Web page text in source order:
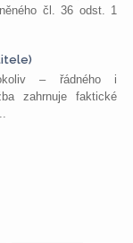
čl. 36 odst. 1
– řádného i
zahrnuje faktické